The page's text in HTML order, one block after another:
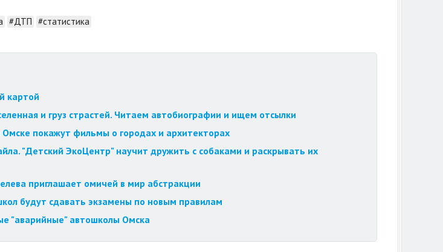
#ДТП #статистика
картой
и груз страстей. Читаем автобиографии и ищем отсылки
покажут фильмы о городах и архитекторах
"Детский ЭкоЦентр" научит дружить с собаками и раскрывать их
приглашает омичей в мир абстракции
будут сдавать экзамены по новым правилам
"аварийные" автошколы Омска